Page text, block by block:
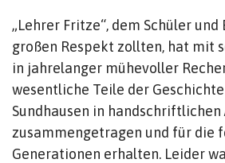
„Lehrer Fritze“, dem Schüler
großen Respekt zollten, hat mit
in jahrelanger mühevoller
wesentliche Teile der
Sundhausen in
zusammengetragen und für die
Generationen erhalten. Leider